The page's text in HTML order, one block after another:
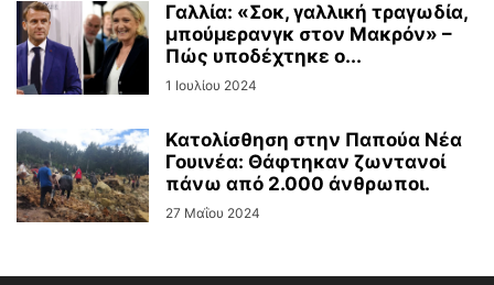
Γαλλία: «Σοκ, γαλλική τραγωδία,
μπούμερανγκ στον Μακρόν» –
Πώς υποδέχτηκε ο...
1 Ιουλίου 2024
Κατολίσθηση στην Παπούα Νέα
Γουινέα: Θάφτηκαν ζωντανοί
πάνω από 2.000 άνθρωποι.
27 Μαΐου 2024